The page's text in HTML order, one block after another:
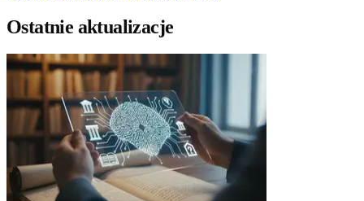
Ostatnie aktualizacje